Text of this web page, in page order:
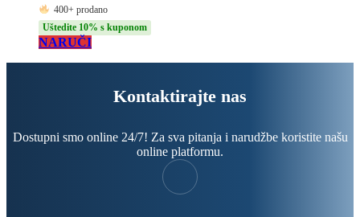
400+ prodano
Uštedite 10% s kuponom
NARUČI
Kontaktirajte nas
Dostupni smo online 24/7! Za sva pitanja i narudžbe koristite našu
online platformu.